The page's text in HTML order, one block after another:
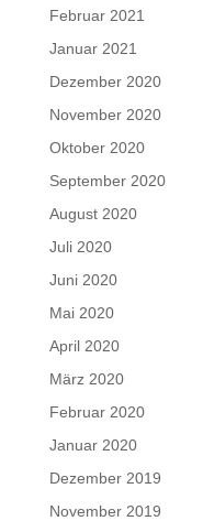
Februar 2021
Januar 2021
Dezember 2020
November 2020
Oktober 2020
September 2020
August 2020
Juli 2020
Juni 2020
Mai 2020
April 2020
März 2020
Februar 2020
Januar 2020
Dezember 2019
November 2019